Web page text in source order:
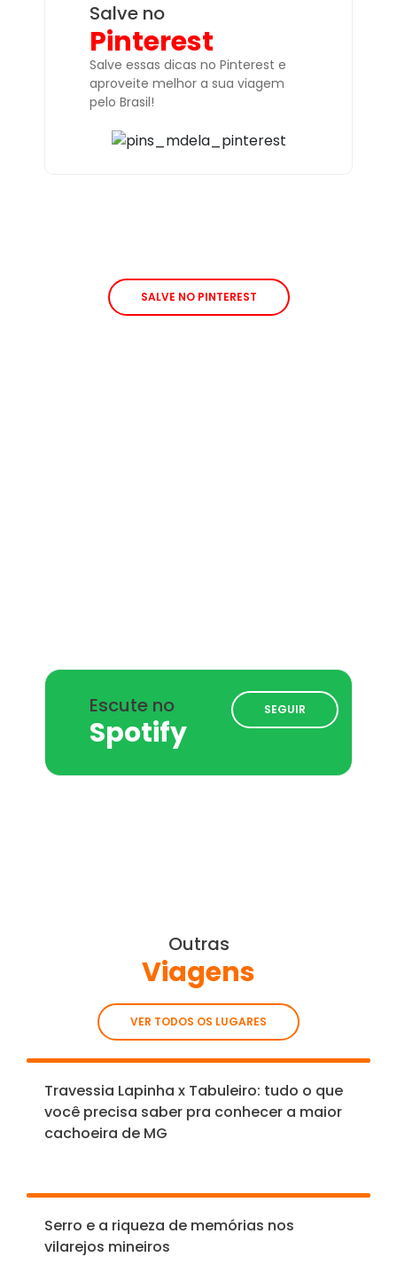
Salve no
Pinterest
Salve essas dicas no Pinterest e
aproveite melhor a sua viagem
pelo Brasil!
SALVE NO PINTEREST
Escute no
Spotify
SEGUIR
Outras
Viagens
VER TODOS OS LUGARES
Travessia Lapinha x Tabuleiro: tudo o que
você precisa saber pra conhecer a maior
cachoeira de MG
Serro e a riqueza de memórias nos
vilarejos mineiros